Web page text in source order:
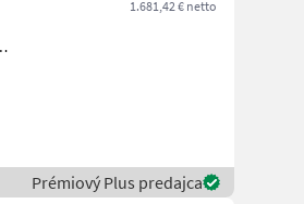
1.681,42 € netto
Prémiový Plus predajca